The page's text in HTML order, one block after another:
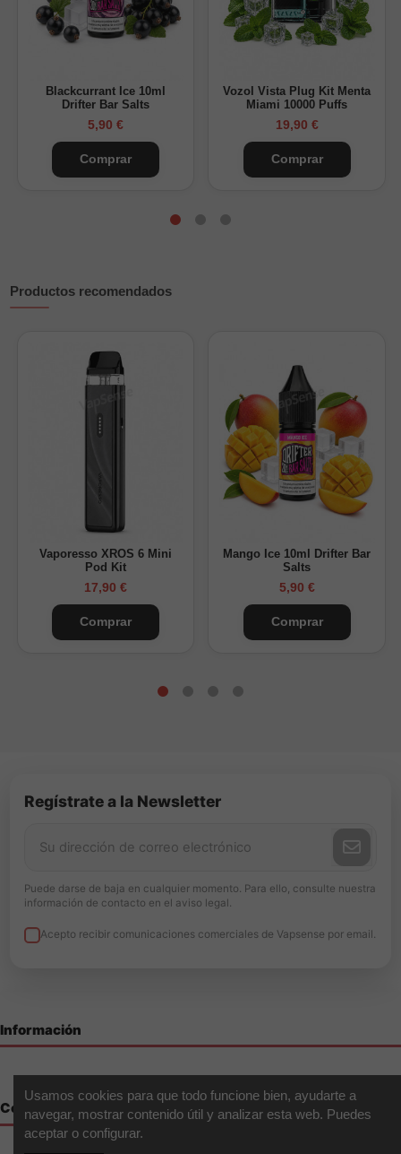
Capacidad:18ml de líquido
Batería:800mAh de cobalto puro
Frescor:regulable
Formato:vaper desechable de larga duración
Una buena elección para quienes buscan un desechable de
Descubre también otros dispositivos y sabores de
Blackcurrant Ice 10ml
Drifter Bar Salts
5,90 €
Comprar
Vozol Vista Plug Kit Menta
Miami 10000 Puffs
19,90 €
Comprar
Productos recomendados
Vaporesso XROS 6 Mini
Pod Kit
17,90 €
Comprar
Mango Ice 10ml Drifter Bar
Salts
5,90 €
Comprar
Regístrate a la Newsletter
Puede darse de baja en cualquier momento. Para ello, consulte nuestra
información de contacto en el aviso legal.
Acepto recibir comunicaciones comerciales de Vapsense por email.
Información
Contáctenos
Usamos cookies para que todo funcione bien, ayudarte a
navegar, mostrar contenido útil y analizar esta web. Puedes
aceptar o configurar.